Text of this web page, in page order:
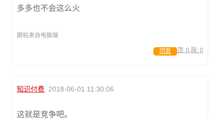
多多也不会这么火
跟帖来自电脑端
顶: 0 踩: 0
回复
知识付费 2018-06-01 11:30:06
这就是竞争吧。